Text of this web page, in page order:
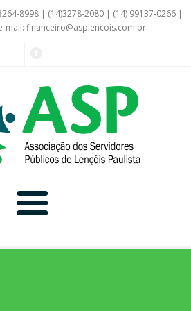
8998 | (14)3278-2080 | (14) 99137-0266 |
mail: financeiro@asplencois.com.br
Online